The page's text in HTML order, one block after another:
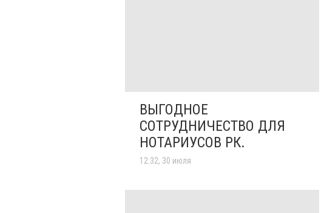
ВЫГОДНОЕ
СОТРУДНИЧЕСТВО ДЛЯ
НОТАРИУСОВ РК.
12:32, 30 июля